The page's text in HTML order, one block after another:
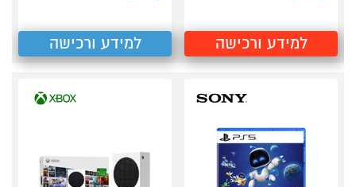
למידע ורכישה למידע ורכישה